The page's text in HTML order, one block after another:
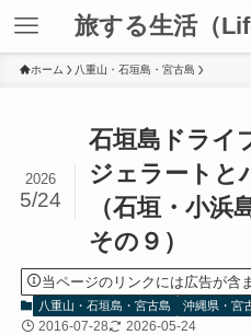
旅する生活（
ホーム 八重山・石垣島・宮古島
石垣島ドライ
ジェラートと
（石垣・小浜
その９）
2026
5/24
当ページのリンクには広告が含
八重山・石垣島・宮古島 沖縄県・宮
2016-07-28 2026-05-24